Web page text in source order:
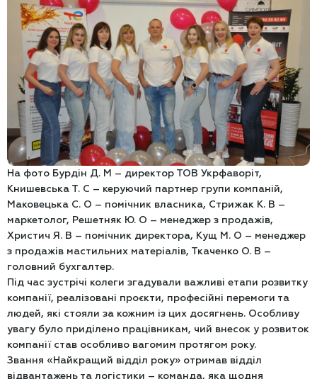
На фото Бурдін Д. М – директор ТОВ Укрфаворіт,
Книшевська Т. С – керуючий партнер групи компаній,
Маковецька С. О – помічник власника, Стрижак К. В –
маркетолог, Решетняк Ю. О – менеджер з продажів,
Христич Я. В – помічник директора, Кущ М. О – менеджер
з продажів мастильних матеріалів, Ткаченко О. В –
головний бухгалтер.
Під час зустрічі колеги згадували важливі етапи розвитку
компанії, реалізовані проєкти, професійні перемоги та
людей, які стояли за кожним із цих досягнень. Особливу
увагу було приділено працівникам, чий внесок у розвиток
компанії став особливо вагомим протягом року.
Звання «Найкращий відділ року» отримав відділ
відвантажень та логістики – команда, яка щодня